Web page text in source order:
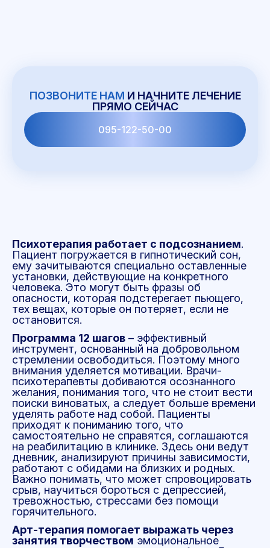
ПОЗВОНИТЕ НАМ И НАЧНИТЕ ЛЕЧЕНИЕ
ПРЯМО СЕЙЧАС
095-122-50-00
Психотерапия работает с подсознанием.
Пациент погружается в гипнотический сон,
ему зачитываются специально оставленные
установки, действующие на конкретного
человека. Это могут быть фразы об
опасности, которая подстерегает пьющего,
тех вещах, которые он потеряет, если не
остановится.
Программа 12 шагов – эффективный
инструмент, основанный на добровольном
стремлении освободиться. Поэтому много
внимания уделяется мотивации. Врачи-
психотерапевты добиваются осознанного
желания, понимания того, что не стоит вести
поиски виноватых, а следует больше времени
уделять работе над собой. Пациенты
приходят к пониманию того, что
самостоятельно не справятся, соглашаются
на реабилитацию в клинике. Здесь они ведут
дневник, анализируют причины зависимости,
работают с обидами на близких и родных.
Важно понимать, что может спровоцировать
срыв, научиться бороться с депрессией,
тревожностью, стрессами без помощи
горячительного.
Арт-терапия помогает выражать через
занятия творчеством эмоциональное